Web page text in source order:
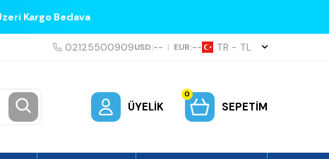
Kargo Bedava
02125500909USD:-- | EUR:-- TR − TL
ÜYELIK
0
SEPETIM